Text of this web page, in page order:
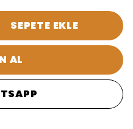
SEPETE EKLE
AL